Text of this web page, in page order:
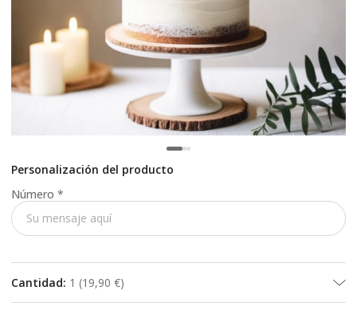
Personalización del producto
Número *
Cantidad: 1 (19,90 €)